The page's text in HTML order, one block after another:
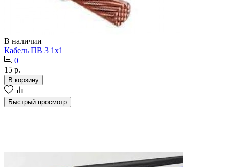
В наличии
Кабель ПВ 3 1х1
0
15 р.
В корзину
Быстрый просмотр